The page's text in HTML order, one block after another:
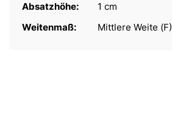
Absatzhöhe:
1 cm
Weitenmaß:
Mittlere Weite (F)